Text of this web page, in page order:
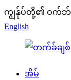
ကျွန်ုပ်တို့၏ ဝက်ဘ်
English
အိမ်